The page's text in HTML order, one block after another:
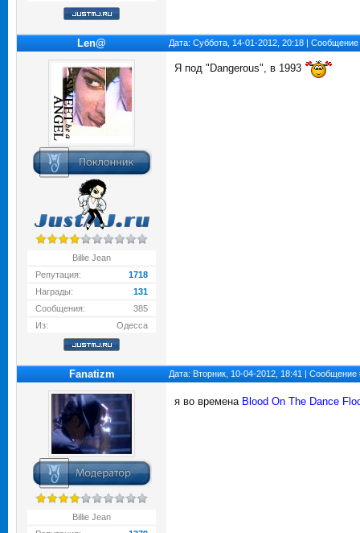
Len@ Дата: Суббота, 14-01-2012, 20:18 |
Billie Jean
Репутация:
1718
Награды:
131
Сообщения:
385
Из:
Одесса
Я под "Dangerous", в 1993
Fanatizm Дата: Вторник, 10-04-2012, 18:41 |
Billie Jean
я во времена Blood On The Dance